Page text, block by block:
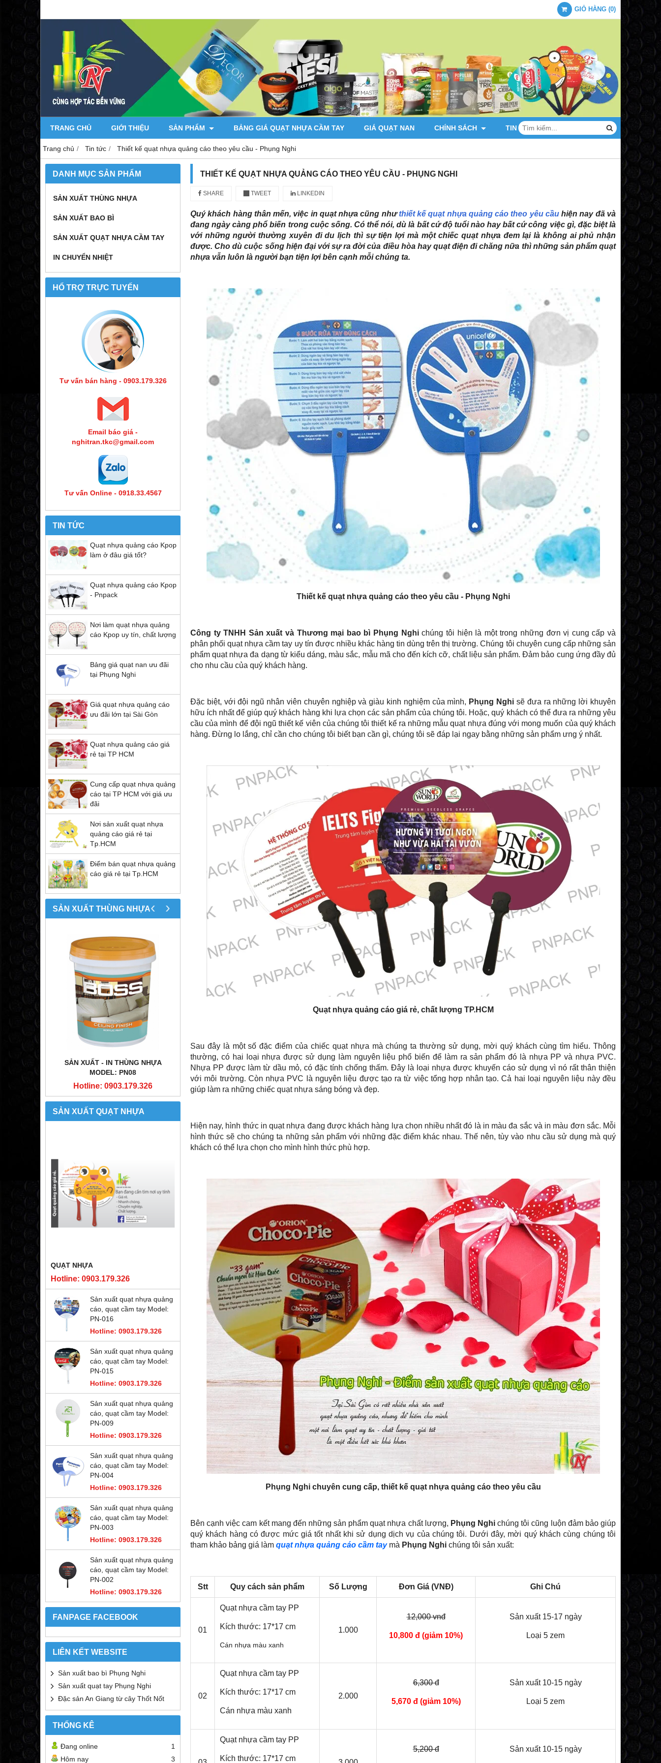
GIỎ HÀNG (0)
TRANG CHỦ GIỚI THIỆU SẢN PHẨM BẢNG GIÁ QUẠT NHỰA CẦM TAY GIÁ QUẠT NAN CHÍNH SÁCH TIN TỨC
Trang chủ Tin tức Thiết kế quạt nhựa quảng cáo theo yêu cầu - Phụng Nghi
DANH MỤC SẢN PHẨM
SẢN XUẤT THÙNG NHỰA
SẢN XUẤT BAO BÌ
SẢN XUẤT QUẠT NHỰA CẦM TAY
IN CHUYỂN NHIỆT
HỔ TRỢ TRỰC TUYẾN
Tư vấn bán hàng - 0903.179.326
Email báo giá -
nghitran.tkc@gmail.com
Tư vấn Online - 0918.33.4567
TIN TỨC
Quạt nhựa quảng cáo Kpop
làm ở đâu giá tốt?
Quạt nhựa quảng cáo Kpop
- Pnpack
Nơi làm quạt nhựa quảng
cáo Kpop uy tín, chất lượng
Bảng giá quạt nan ưu đãi
tại Phụng Nghi
Giá quạt nhựa quảng cáo
ưu đãi lớn tại Sài Gòn
Quạt nhựa quảng cáo giá
rẻ tại TP HCM
Cung cấp quạt nhựa quảng
cáo tại TP HCM với giá ưu
đãi
Nơi sản xuất quạt nhựa
quảng cáo giá rẻ tại
Tp.HCM
Điểm bán quạt nhựa quảng
cáo giá rẻ tại Tp.HCM
SẢN XUẤT THÙNG NHỰA
SẢN XUẤT - IN THÙNG NHỰA
MODEL: PN08
Hotline: 0903.179.326
SẢN XUẤT - IN THÙNG NHỰA
MODEL: PN07
Hotline: 0903.179.326
SẢN XUẤT - IN THÙNG NHỰA
MODEL: PN06
Hotline: 0903.179.326
SẢN XUẤT - IN THÙNG NHỰA
MODEL: PN05
Hotline: 0903.179.326
SẢN XUẤT - IN
‹ ›
SẢN XUẤT QUẠT NHỰA
QUẠT NHỰA
Hotline: 0903.179.326
Sản xuất quạt nhựa quảng
cáo, quạt cầm tay Model:
PN-016
Hotline: 0903.179.326
Sản xuất quạt nhựa quảng
cáo, quạt cầm tay Model:
PN-015
Hotline: 0903.179.326
Sản xuất quạt nhựa quảng
cáo, quạt cầm tay Model:
PN-009
Hotline: 0903.179.326
Sản xuất quạt nhựa quảng
cáo, quạt cầm tay Model:
PN-004
Hotline: 0903.179.326
Sản xuất quạt nhựa quảng
cáo, quạt cầm tay Model:
PN-003
Hotline: 0903.179.326
Sản xuất quạt nhựa quảng
cáo, quạt cầm tay Model:
PN-002
Hotline: 0903.179.326
FANPAGE FACEBOOK
LIÊN KẾT WEBSITE
Sản xuất bao bì Phụng Nghi
Sản xuất quạt tay Phụng Nghi
Đặc sản An Giang từ cây Thốt Nốt
THỐNG KÊ
Đang online
1
Hôm nay
3
THIẾT KẾ QUẠT NHỰA QUẢNG CÁO THEO YÊU CẦU - PHỤNG NGHI
SHARE TWEET LINKEDIN
Quý khách hàng thân mến, việc in quạt nhựa cũng nhưthiết kế quạt nhựa quảng cáo theo yêu cầuhiện nay đã và
đang ngày càng phổ biến trong cuộc sống. Có thể nói, dù là bất cứ độ tuổi nào hay bất cứ công việc gì, đặc biệt là
với những người thường xuyên đi du lịch thì sự tiện lợi mà một chiếc quạt nhựa đem lại là không ai phủ nhận
được. Cho dù cuộc sống hiện đại với sự ra đời của điều hòa hay quạt điện đi chăng nữa thì những sản phẩm quạt
nhựa vẫn luôn là người bạn tiện lợi bên cạnh mỗi chúng ta.
Thiết kế quạt nhựa quảng cáo theo yêu cầu - Phụng Nghi
Công ty TNHH Sản xuất và Thương mại bao bì Phụng Nghichúng tôi hiện là một trong những đơn vị cung cấp và
phân phối quạt nhựa cầm tay uy tín được nhiều khác hàng tin dùng trên thị trường. Chúng tôi chuyên cung cấp những sản
phẩm quạt nhựa đa dạng từ kiểu dáng, màu sắc, mẫu mã cho đến kích cỡ, chất liệu sản phẩm. Đảm bảo cung ứng đầy đủ
cho nhu cầu của quý khách hàng.
Đặc biệt, với đội ngũ nhân viên chuyên nghiệp và giàu kinh nghiệm của mình, Phụng Nghi sẽ đưa ra những lời khuyên
hữu ích nhất để giúp quý khách hàng khi lựa chọn các sản phẩm của chúng tôi. Hoặc, quý khách có thể đưa ra những yêu
cầu của mình để đội ngũ thiết kế viên của chúng tôi thiết kế ra những mẫu quạt nhựa đúng với mong muốn của quý khách
hàng. Đừng lo lắng, chỉ cần cho chúng tôi biết bạn cần gì, chúng tôi sẽ đáp lại ngay bằng những sản phẩm ưng ý nhất.
Quạt nhựa quảng cáo giá rẻ, chất lượng TP.HCM
Sau đây là một số đặc điểm của chiếc quạt nhựa mà chúng ta thường sử dụng, mời quý khách cùng tìm hiểu. Thông
thường, có hai loại nhựa được sử dụng làm nguyên liệu phổ biến để làm ra sản phẩm đó là nhựa PP và nhựa PVC.
Nhựa PP được làm từ dầu mỏ, có đặc tính chống thấm. Đây là loại nhựa được khuyến cáo sử dụng vì nó rất thân thiện
với môi trường. Còn nhựa PVC là nguyên liệu được tạo ra từ việc tổng hợp nhân tạo. Cả hai loại nguyên liệu này đều
giúp làm ra những chiếc quạt nhựa sáng bóng và đẹp.
Hiện nay, hình thức in quạt nhựa đang được khách hàng lựa chọn nhiều nhất đó là in màu đa sắc và in màu đơn sắc. Mỗi
hình thức sẽ cho chúng ta những sản phẩm với những đặc điểm khác nhau. Thế nên, tùy vào nhu cầu sử dụng mà quý
khách có thể lựa chọn cho mình hình thức phù hợp.
Phụng Nghi chuyên cung cấp, thiết kế quạt nhựa quảng cáo theo yêu cầu
Bên cạnh việc cam kết mang đến những sản phẩm quạt nhựa chất lượng, Phụng Nghi chúng tôi cũng luộn đảm bảo giúp
quý khách hàng có được mức giá tốt nhất khi sử dụng dịch vụ của chúng tôi. Dưới đây, mời quý khách cùng chúng tôi
tham khảo bảng giá làm quạt nhựa quảng cáo cầm taymà Phụng Nghi chúng tôi sản xuất:
Stt Quy cách sản phẩm Số Lượng Đơn Giá (VNĐ) Ghi Chú
01
Quạt nhựa cầm tay PP
Kích thước: 17*17 cm
Cán nhựa màu xanh
1.000
12,000 vnđ
10,800 đ (giảm 10%)
Sản xuất 15-17 ngày
Loại 5 zem
02
Quạt nhựa cầm tay PP
Kích thước: 17*17 cm
Cán nhựa màu xanh
2.000
6,300 đ
5,670 đ (giảm 10%)
Sản xuất 10-15 ngày
Loại 5 zem
Quạt nhựa cầm tay PP
Kích thước: 17*17 cm
5,200 đ Sản xuất 10-15 ngày